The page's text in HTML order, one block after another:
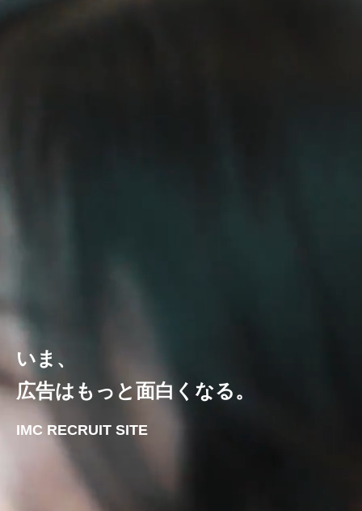
いま、
広告はもっと面白くなる。
IMC RECRUIT SITE